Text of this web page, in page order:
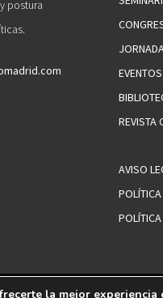
postura
EVENTOS
REVISTA
AVISO
la mejor experiencia